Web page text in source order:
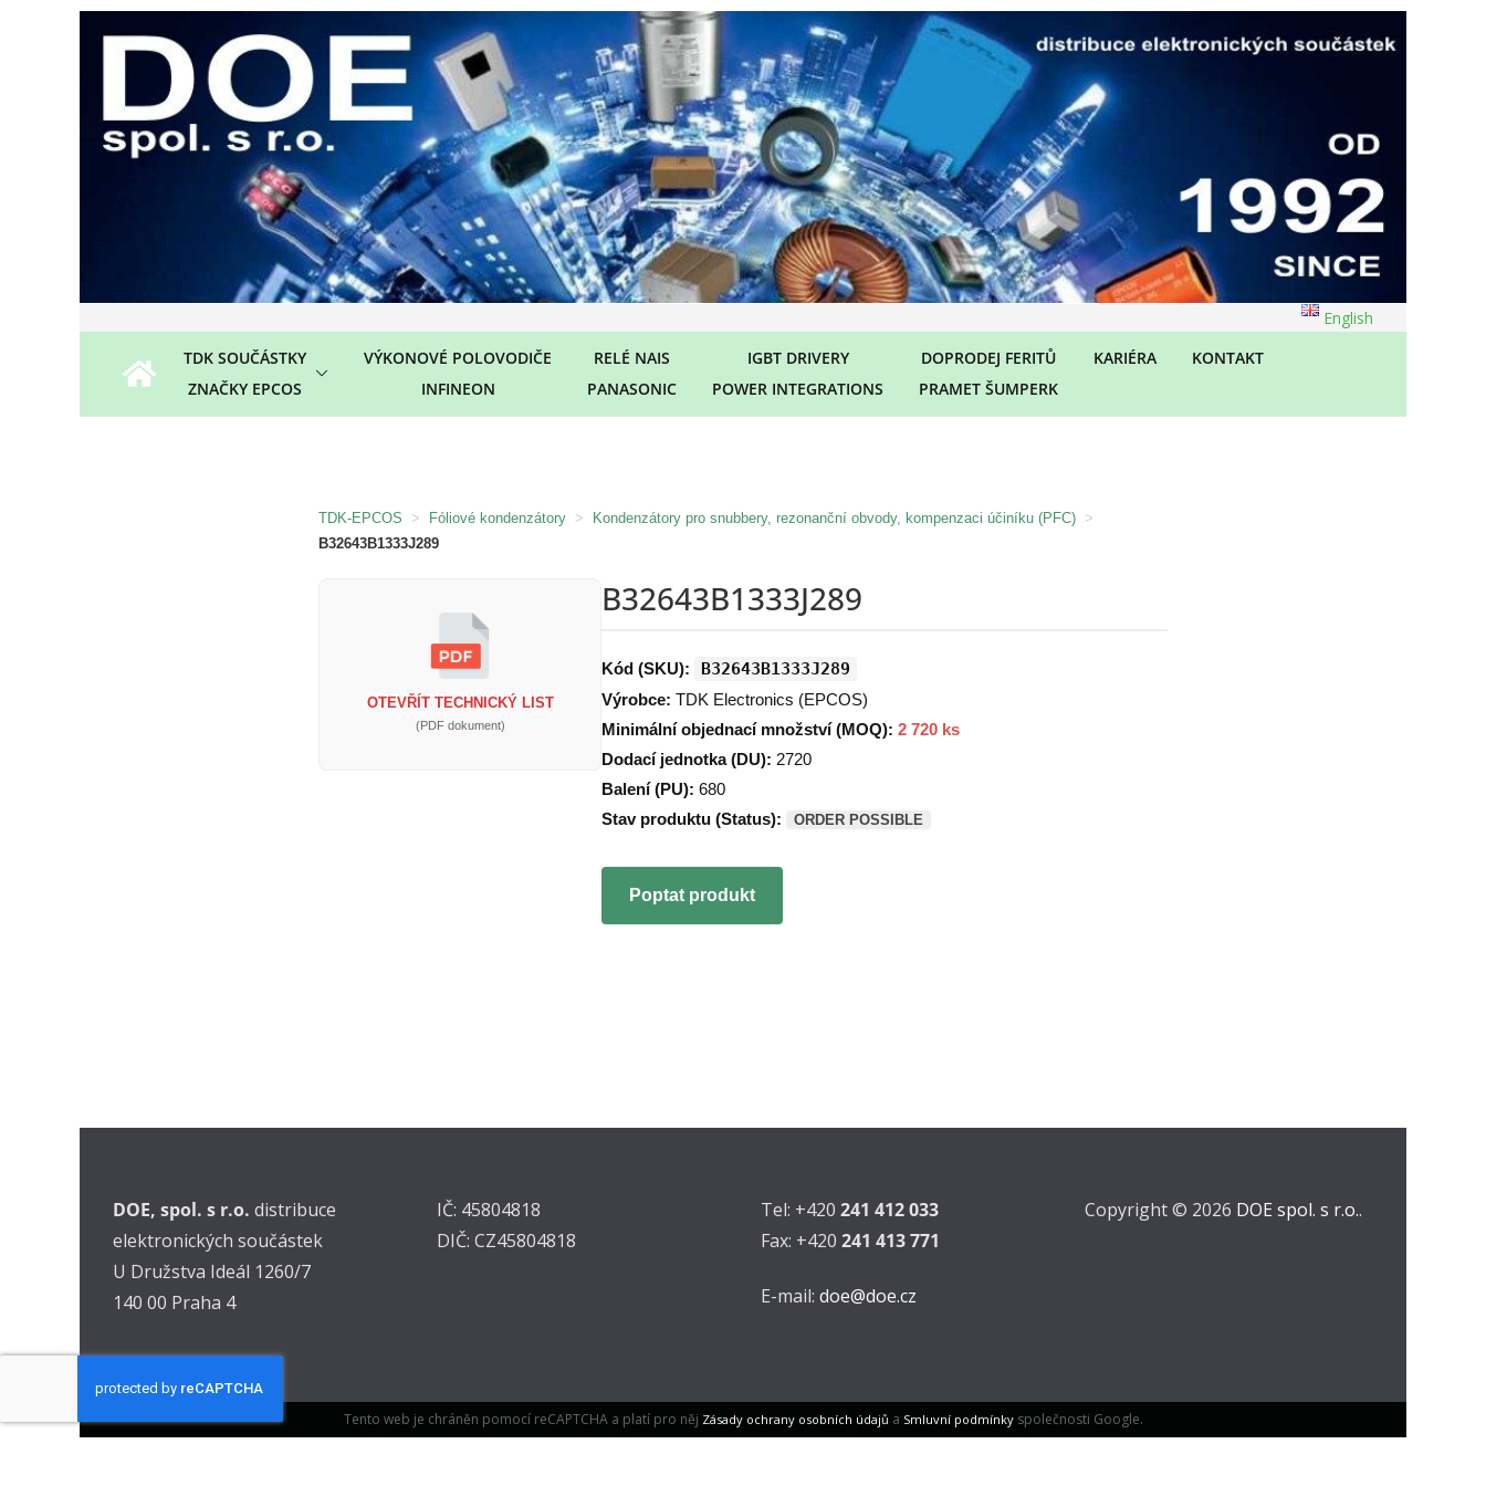
English
TDK SOUČÁSTKY
ZNAČKY EPCOS
VÝKONOVÉ POLOVODIČE
INFINEON
RELÉ NAIS
PANASONIC
IGBT DRIVERY
POWER INTEGRATIONS
DOPRODEJ FERITŮ
PRAMET ŠUMPERK
KARIÉRA KONTAKT
TDK-EPCOS > Fóliové kondenzátory > Kondenzátory pro snubbery, rezonanční obvody, kompenzaci účiníku (PFC) >
B32643B1333J289
OTEVŘÍT TECHNICKÝ LIST
(PDF dokument)
B32643B1333J289
Kód (SKU): B32643B1333J289
Výrobce: TDK Electronics (EPCOS)
Minimální objednací množství (MOQ): 2 720 ks
Dodací jednotka (DU): 2720
Balení (PU): 680
Stav produktu (Status):
ORDER POSSIBLE
Poptat produkt
DOE, spol. s r.o. distribuce
elektronických součástek
U Družstva Ideál 1260/7
140 00 Praha 4
IČ: 45804818
DIČ: CZ45804818
Tel: +420 241 412 033
Fax: +420 241 413 771
E-mail: doe@doe.cz
Copyright © 2026 DOE spol. s r.o..
Tento web je chráněn pomocí reCAPTCHA a platí pro něj Zásady ochrany osobních údajů a Smluvní podmínkyspolečnosti Google.